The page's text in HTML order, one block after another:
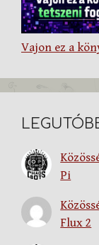
Vajon ez a
Pi
Flux 2